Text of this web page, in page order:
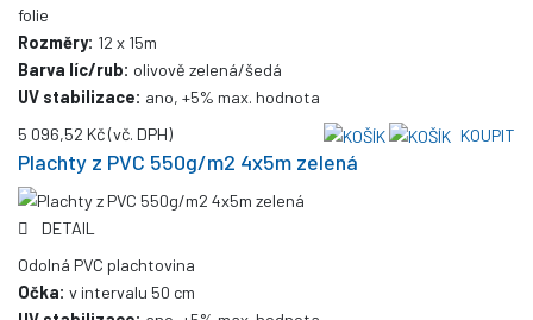
folie
Rozměry: 12 x 15m
Barva líc/rub: olivově zelená/šedá
UV stabilizace: ano, +5% max. hodnota
5 096,52 Kč(vč. DPH) KOUPIT
Plachty z PVC 550g/m2 4x5m zelená
DETAIL
Odolná PVC plachtovina
Očka: v intervalu 50 cm